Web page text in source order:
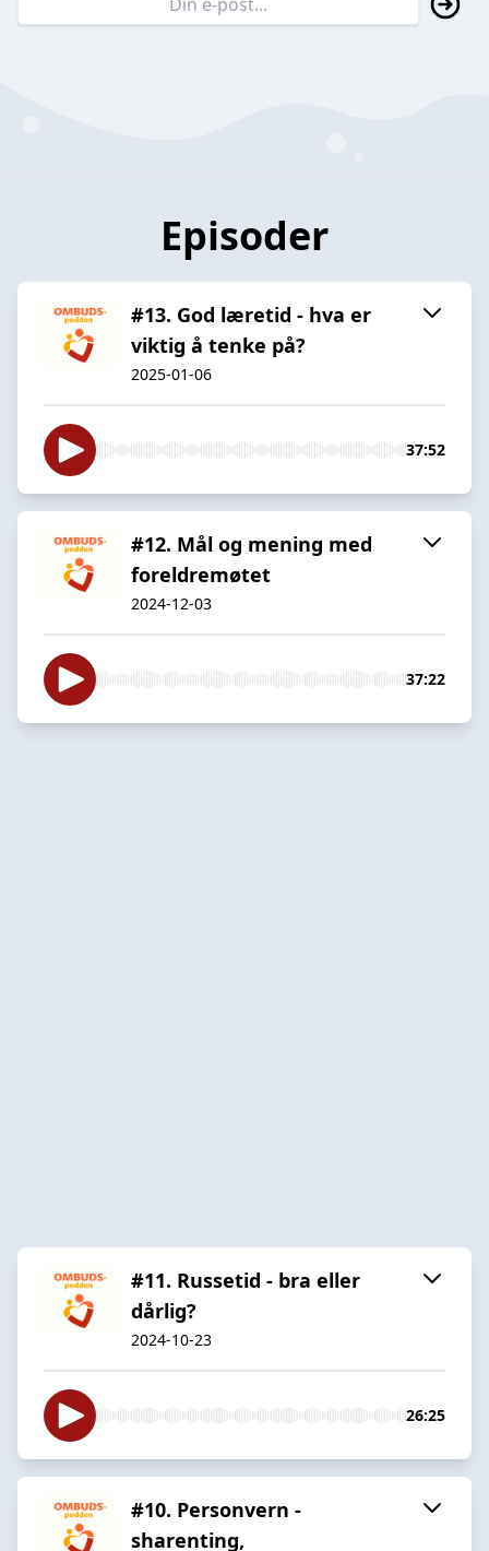
Episoder
#13. God læretid - hva er
viktig å tenke på?
2025-01-06
37:52
#12. Mål og mening med
foreldremøtet
2024-12-03
37:22
#11. Russetid - bra eller
dårlig?
2024-10-23
26:25
#10. Personvern -
sharenting,